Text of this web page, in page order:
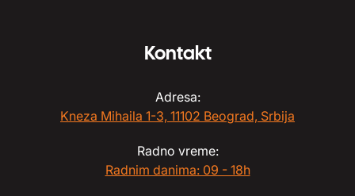
Kontakt
Adresa:
Kneza Mihaila 1-3, 11102 Beograd, Srbija
Radno vreme:
Radnim danima: 09 - 18h